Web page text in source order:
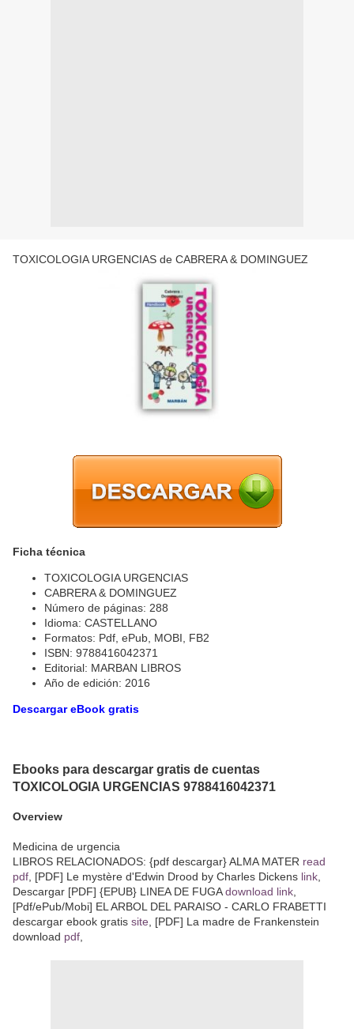
TOXICOLOGIA URGENCIAS de CABRERA & DOMINGUEZ
Ficha técnica
TOXICOLOGIA URGENCIAS
CABRERA & DOMINGUEZ
Número de páginas: 288
Idioma: CASTELLANO
Formatos: Pdf, ePub, MOBI, FB2
ISBN: 9788416042371
Editorial: MARBAN LIBROS
Año de edición: 2016
Descargar eBook gratis
Ebooks para descargar gratis de cuentas
TOXICOLOGIA URGENCIAS 9788416042371
Overview
Medicina de urgencia
LIBROS RELACIONADOS: {pdf descargar} ALMA MATER read
pdf , [PDF] Le mystère d'Edwin Drood by Charles Dickens link
Descargar [PDF] {EPUB} LINEA DE FUGAdownload link
[Pdf/ePub/Mobi] EL ARBOL DEL PARAISO - CARLO FRABETTI
descargar ebook gratis site , [PDF] La madre de Frankenstein
download pdf